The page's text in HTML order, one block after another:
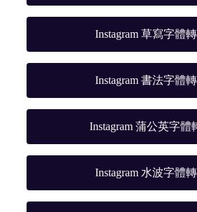
Instagram 草寫字體
Instagram 書法字體
Instagram 蒲公英字體
Instagram 水波字體